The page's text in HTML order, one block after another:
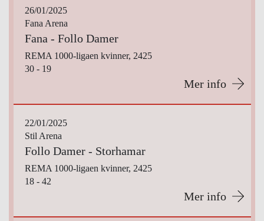
26/01/2025
Fana Arena
Fana - Follo Damer
REMA 1000-ligaen kvinner, 2425
30 - 19
Mer info
22/01/2025
Stil Arena
Follo Damer - Storhamar
REMA 1000-ligaen kvinner, 2425
18 - 42
Mer info